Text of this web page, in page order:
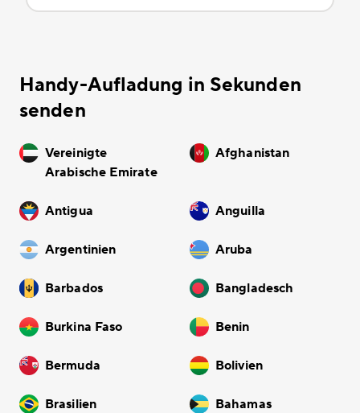
Handy-Aufladung in Sekunden
senden
Vereinigte
Arabische Emirate
Afghanistan
Antigua Anguilla
Argentinien Aruba
Barbados Bangladesch
Burkina Faso Benin
Bermuda Bolivien
Brasilien Bahamas